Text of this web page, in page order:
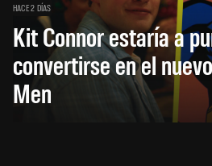
HACE 2 DÍAS
Kit Connor estaría a
convertirse en el
Men